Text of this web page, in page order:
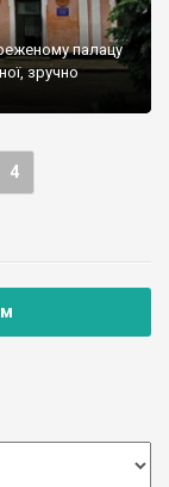
палацу
зручно
4